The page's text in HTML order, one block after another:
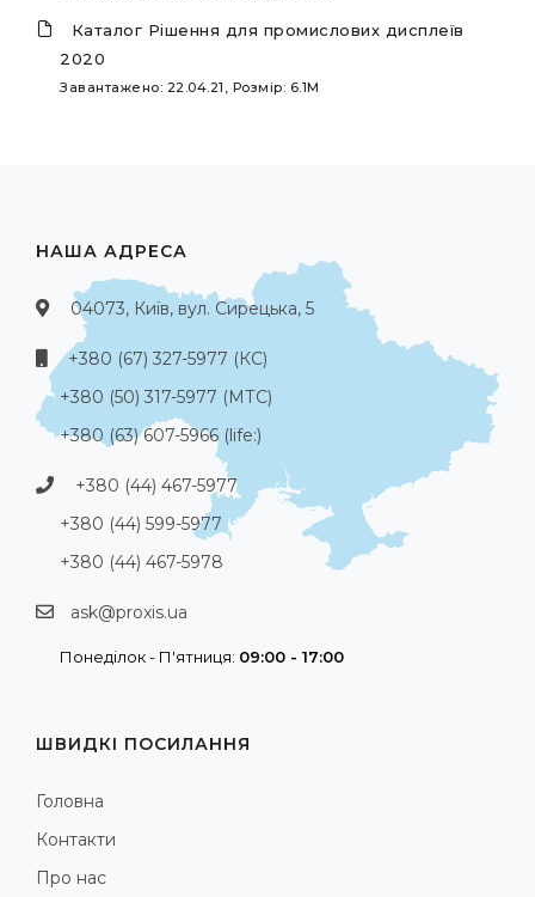
Каталог Рішення для промислових дисплеїв
2020
Завантажено: 22.04.21, Розмір: 6.1M
НАША АДРЕСА
04073, Київ, вул. Сирецька, 5
+380 (67) 327-5977 (КС)
+380 (50) 317-5977 (МТС)
+380 (63) 607-5966 (life:)
+380 (44) 467-5977
+380 (44) 599-5977
+380 (44) 467-5978
ask@proxis.ua
Понеділок - П'ятниця: 09:00 - 17:00
ШВИДКІ ПОСИЛАННЯ
Головна
Контакти
Про нас